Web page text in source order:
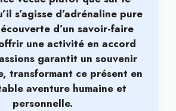
s’agisse d’adrénaline pure
d’un savoir-faire
une activité en accord
garantit un souvenir
transformant ce présent en
aventure humaine et
personnelle.